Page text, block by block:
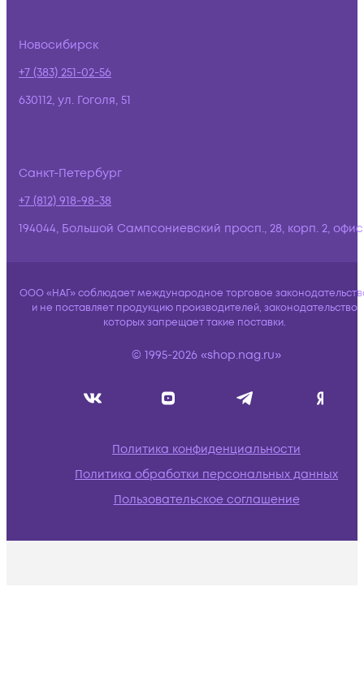
Новосибирск
+7 (383) 251-02-56
630112, ул. Гоголя, 51
Санкт-Петербург
+7 (812) 918-98-38
194044, Большой Сампсониевский просп., 28, корп. 2,
ООО «НАГ» соблюдает международное торговое
и не поставляет продукцию производителей, законодательство
которых запрещает такие поставки.
© 1995-2026 «shop.nag.ru»
Политика конфиденциальности
Политика обработки персональных данных
Пользовательское соглашение